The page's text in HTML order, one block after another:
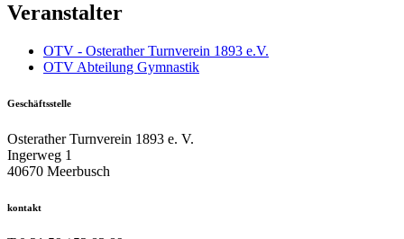
Veranstalter
OTV - Osterather Turnverein 1893 e.V.
OTV Abteilung Gymnastik
Geschäftsstelle
Osterather Turnverein 1893 e. V.
Ingerweg 1
40670 Meerbusch
kontakt